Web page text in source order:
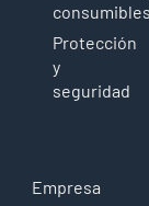
Protección
y
seguridad
Empresa